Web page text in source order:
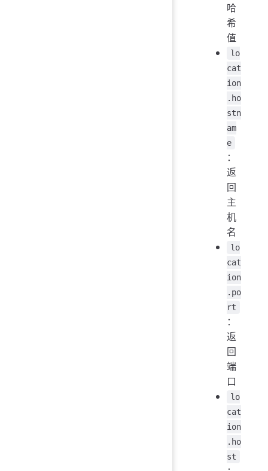
哈
希
值
lo
cat
ion
.ho
stn
am
e
：
返
回
主
机
名
lo
cat
ion
.po
rt
：
返
回
端
口
lo
cat
ion
.ho
st